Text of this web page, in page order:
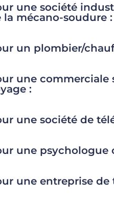
une société
la mécano-soudure :
un plombier/
une commerciale
:
une société de
une psychologue
une entreprise de